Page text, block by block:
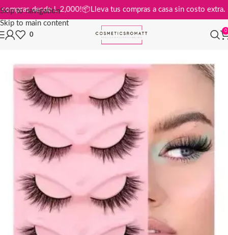
Skip to navigation
Skip to main content
compras desde L 2,000!📦Lleva tus compras a casa sin costo
0
0